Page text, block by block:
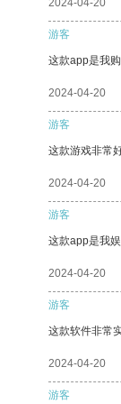
2024-04-20
游客
这款app是我
2024-04-20
游客
这款游戏非常
2024-04-20
游客
这款app是我
2024-04-20
游客
这款软件非常
2024-04-20
游客